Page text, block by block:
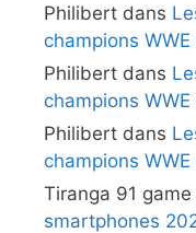
Philibert dans
champions
Philibert dans
champions
Philibert dans
champions
Tiranga 91 game
smartphones